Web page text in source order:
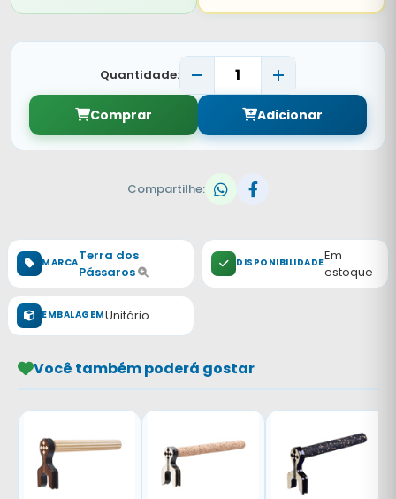
Quantidade:
Comprar Adicionar
Compartilhe:
MARCATerra dos
Pássaros
DISPONIBILIDADEEm
estoque
EMBALAGEMUnitário
Você também poderá gostar